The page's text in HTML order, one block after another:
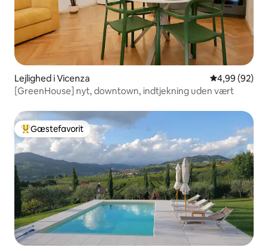
Lejlighed i Vicenza 4,99 ud af 5 i
4,99 (92)
[GreenHouse] nyt, downtown, indtjekning uden vært
Bedste gæstefavorit
Gæstefavorit